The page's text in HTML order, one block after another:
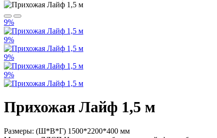
9%
9%
9%
9%
Прихожая Лайф 1,5 м
Размеры: (Ш*В*Г) 1500*2200*400 мм